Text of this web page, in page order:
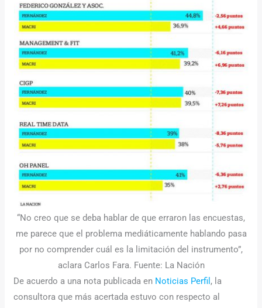
“No creo que se deba hablar de que erraron las encuestas,
me parece que el problema mediáticamente hablando pasa
por no comprender cuál es la limitación del instrumento”,
aclara Carlos Fara. Fuente: La Nación
De acuerdo a una nota publicada en Noticias Perfil , la
consultora que más acertada estuvo con respecto al